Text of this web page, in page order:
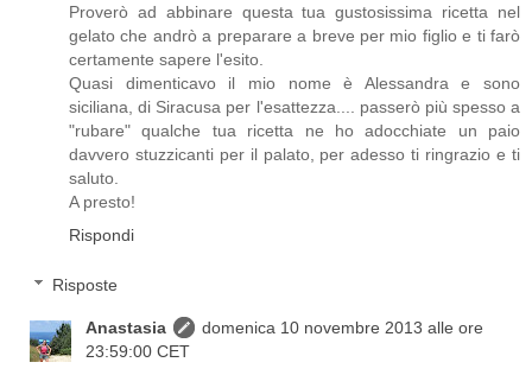
Proverò ad abbinare questa tua gustosissima ricetta nel
gelato che andrò a preparare a breve per mio figlio e ti farò
certamente sapere l'esito.
Quasi dimenticavo il mio nome è Alessandra e sono
siciliana, di Siracusa per l'esattezza.... passerò più spesso a
"rubare" qualche tua ricetta ne ho adocchiate un paio
davvero stuzzicanti per il palato, per adesso ti ringrazio e ti
saluto.
A presto!
Rispondi
Risposte
Anastasia
domenica 10 novembre 2013 alle ore
23:59:00 CET